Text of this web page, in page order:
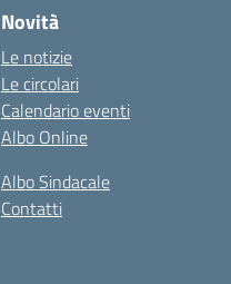
Novità
Le notizie
Le circolari
Calendario eventi
Albo Online
Albo Sindacale
Contatti